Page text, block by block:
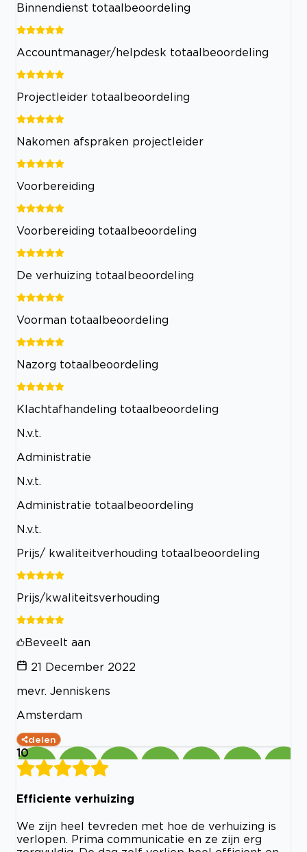
Binnendienst totaalbeoordeling
Accountmanager/helpdesk totaalbeoordeling
Projectleider totaalbeoordeling
Nakomen afspraken projectleider
Voorbereiding
Voorbereiding totaalbeoordeling
De verhuizing totaalbeoordeling
Voorman totaalbeoordeling
Nazorg totaalbeoordeling
Klachtafhandeling totaalbeoordeling
N.v.t.
Administratie
N.v.t.
Administratie totaalbeoordeling
N.v.t.
Prijs/ kwaliteitverhouding totaalbeoordeling
Prijs/kwaliteitsverhouding
Beveelt aan
21 December 2022
mevr. Jenniskens
Amsterdam
delen
10
Efficiente verhuizing
We zijn heel tevreden met hoe de verhuizing is
verlopen. Prima communicatie en ze zijn erg